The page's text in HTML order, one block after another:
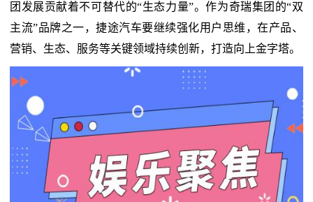
团发展贡献着不可替代的“生态力量”。作为奇瑞集团的“双
主流”品牌之一，捷途汽车要继续强化用户思维，在产品、
营销、生态、服务等关键领域持续创新，打造向上金字塔。